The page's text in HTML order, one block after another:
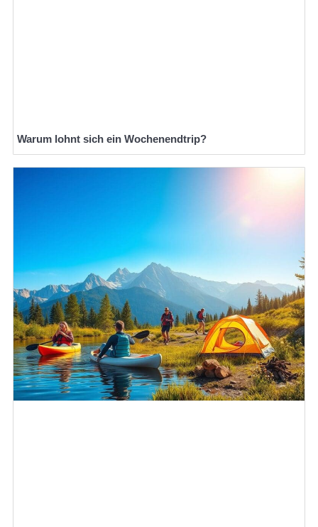
Warum lohnt sich ein Wochenendtrip?